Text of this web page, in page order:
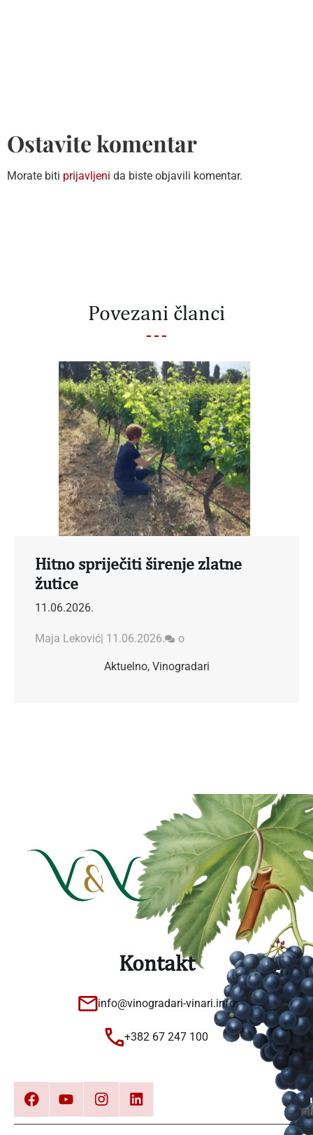
Ostavite komentar
Morate biti prijavljeni da biste objavili komentar.
Povezani članci
Hitno spriječiti širenje zlatne
žutice
11.06.2026.
Maja Leković| 11.06.2026. o
Aktuelno, Vinogradari
Kontakt
info@vinogradari-vinari.info
+382 67 247 100